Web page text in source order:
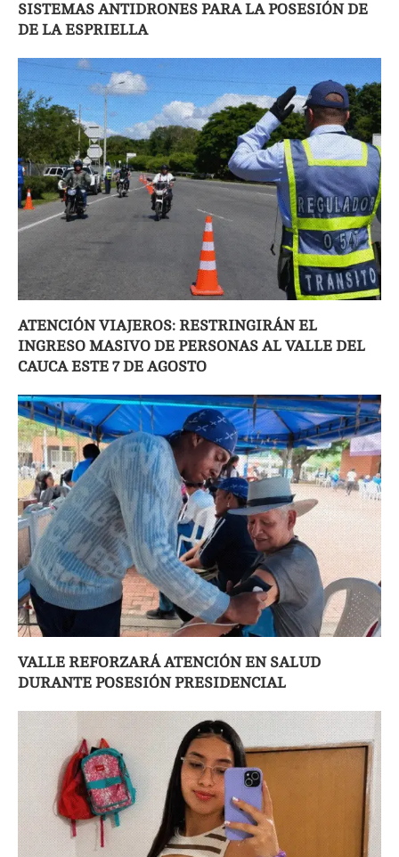
SISTEMAS ANTIDRONES PARA LA POSESIÓN DE
DE LA ESPRIELLA
ATENCIÓN VIAJEROS: RESTRINGIRÁN EL
INGRESO MASIVO DE PERSONAS AL VALLE DEL
CAUCA ESTE 7 DE AGOSTO
VALLE REFORZARÁ ATENCIÓN EN SALUD
DURANTE POSESIÓN PRESIDENCIAL